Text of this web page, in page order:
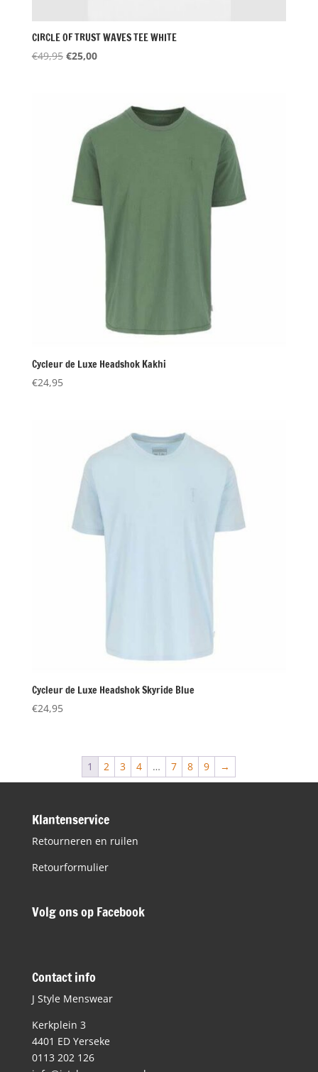
CIRCLE OF TRUST WAVES TEE WHITE
€49,95 Oorspronkelijke
€25,00Huidige
€25,00.
Cycleur de Luxe Headshok Kakhi
€24,95
Cycleur de Luxe Headshok Skyride Blue
€24,95
1 2 3 4 … 7 8 9 →
Klantenservice
Retourneren en ruilen
Retourformulier
Volg ons op Facebook
Contact info
J Style Menswear
Kerkplein 3
4401 ED Yerseke
0113 202 126